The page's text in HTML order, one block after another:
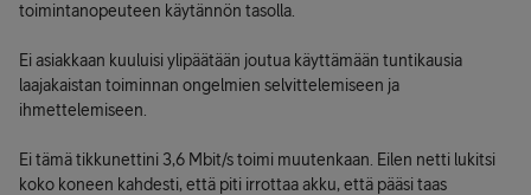
toimintanopeuteen käytännön tasolla.
Ei asiakkaan kuuluisi ylipäätään joutua käyttämään tuntikausia
laajakaistan toiminnan ongelmien selvittelemiseen ja
ihmettelemiseen.
Ei tämä tikkunettini 3,6 Mbit/s toimi muutenkaan. Eilen netti lukitsi
koko koneen kahdesti, että piti irrottaa akku, että pääsi taas